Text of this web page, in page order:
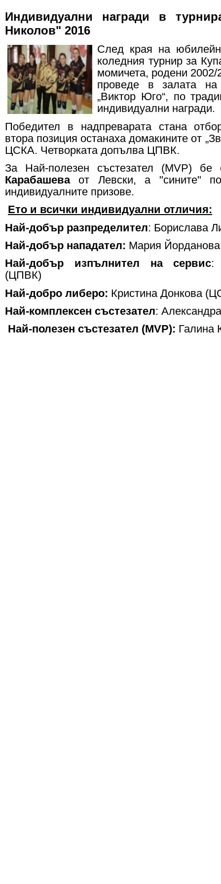
Индивидуални награди в
Николов" 2016
След края на
коледния турнир за
момичета, родени 2002/
проведе в залата
„Виктор Юго“, по
индивидуални награди.
Победител в надпреварата стана
втора позиция останаха домакините от
ЦСКА. Четворката допълва ЦПВК.
За Най-полезен състезател (MVP)
Карабашеваот Левски, а "сините"
индивидуалните призове.
Ето и всички индивидуални отличия:
Най-добър разпределител: Борислава
Най-добър нападател: Мария
Най-добър изпълнител на сервис:
(ЦПВК)
Най-добро либеро: Кристина Донкова
Най-комплексен състезател:
Най-полезен състезател (MVP): Галина